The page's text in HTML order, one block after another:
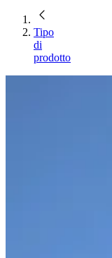
Tipo
di
prodotto